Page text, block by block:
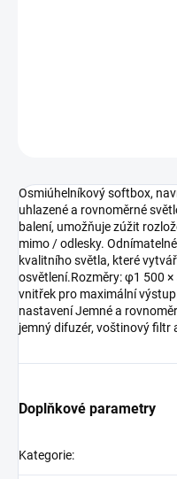
Osmiúhelníkový softbox,
uhlazené a rovnoměrné
balení, umožňuje zúžit
mimo / odlesky.
kvalitního světla, které
osvětlení.Rozměry: φ1 500
vnitřek pro maximální
nastavení Jemné a
jemný difuzér, voštinový filtr
Doplňkové parametry
Kategorie: